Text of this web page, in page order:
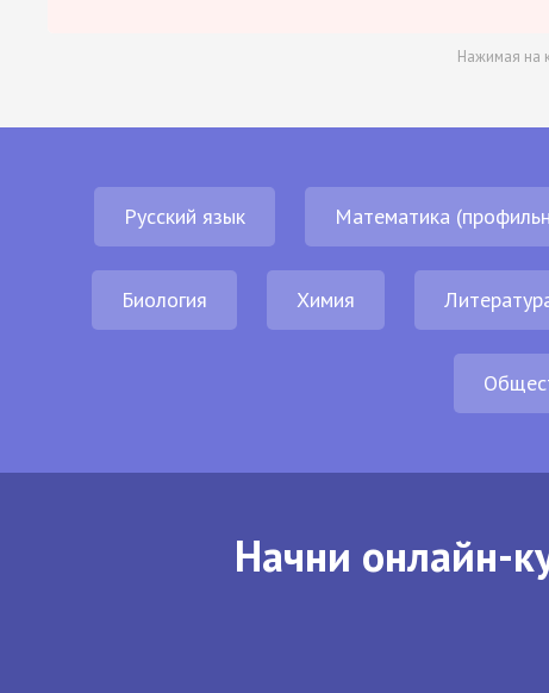
Нажимая на
Русский язык Математика
Биология Химия
Начни онлайн-